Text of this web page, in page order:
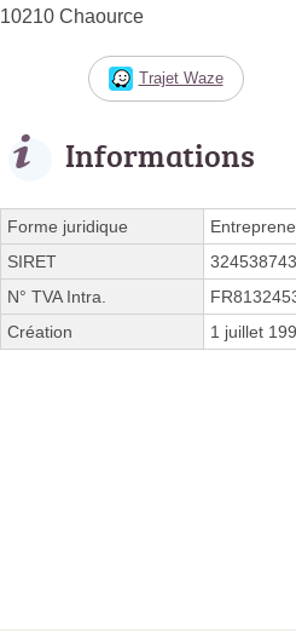
10210 Chaource
Trajet Waze
Informations
Forme juridique
SIRET
N° TVA Intra.
Création
1 juillet